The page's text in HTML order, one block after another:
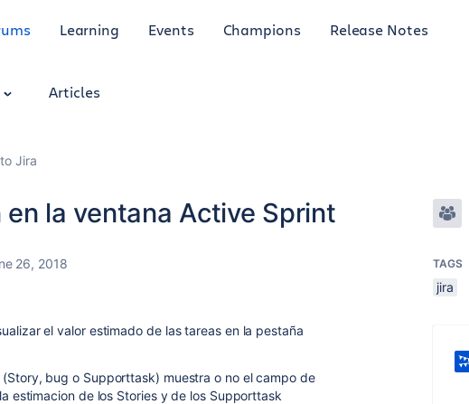
Learning Events Champions Release Notes
Articles
Jira
la ventana Active Sprint
26, 2018
el valor estimado de las tareas en la pestaña
bug o Supporttask) muestra o no el campo de
estimacion de los Stories y de los Supporttask
TAGS
jira